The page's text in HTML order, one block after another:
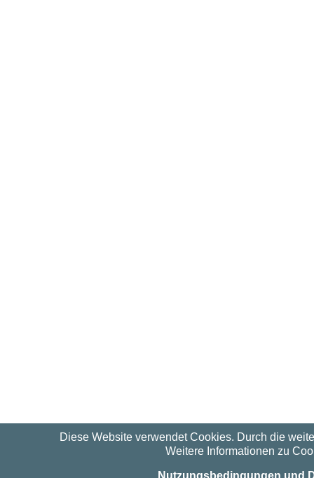
Diese Website verwendet Cookies. Durch die
Weitere Informationen zu
Nutzungsbedingungen und